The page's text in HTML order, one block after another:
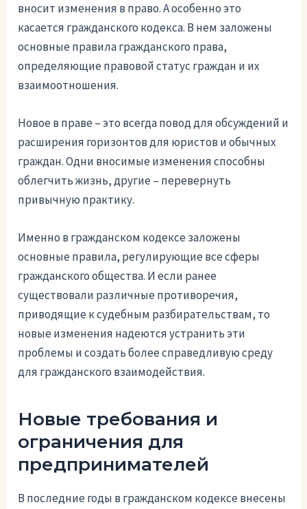
вносит изменения в право. А особенно это
касается гражданского кодекса. В нем заложены
основные правила гражданского права,
определяющие правовой статус граждан и их
взаимоотношения.
Новое в праве – это всегда повод для обсуждений и
расширения горизонтов для юристов и обычных
граждан. Одни вносимые изменения способны
облегчить жизнь, другие – перевернуть
привычную практику.
Именно в гражданском кодексе заложены
основные правила, регулирующие все сферы
гражданского общества. И если ранее
существовали различные противоречия,
приводящие к судебным разбирательствам, то
новые изменения надеются устранить эти
проблемы и создать более справедливую среду
для гражданского взаимодействия.
Новые требования и
ограничения для
предпринимателей
В последние годы в гражданском кодексе внесены